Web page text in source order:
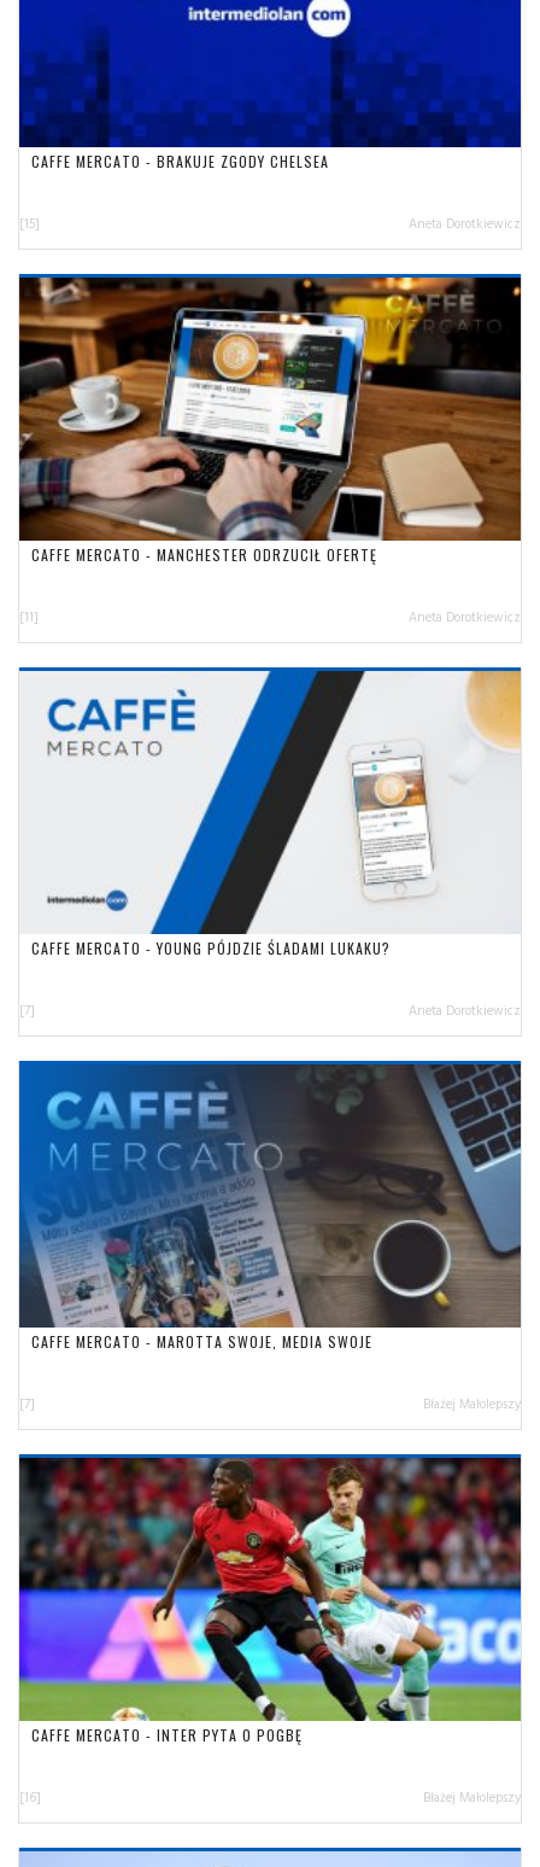
CAFFE MERCATO - BRAKUJE ZGODY CHELSEA
[15] Aneta Dorotkiewicz
CAFFE MERCATO - MANCHESTER ODRZUCIŁ OFERTĘ
[11] Aneta Dorotkiewicz
CAFFE MERCATO - YOUNG PÓJDZIE ŚLADAMI LUKAKU?
[7] Aneta Dorotkiewicz
CAFFE MERCATO - MAROTTA SWOJE, MEDIA SWOJE
[7] Błażej Małolepszy
CAFFE MERCATO - INTER PYTA O POGBĘ
[16] Błażej Małolepszy